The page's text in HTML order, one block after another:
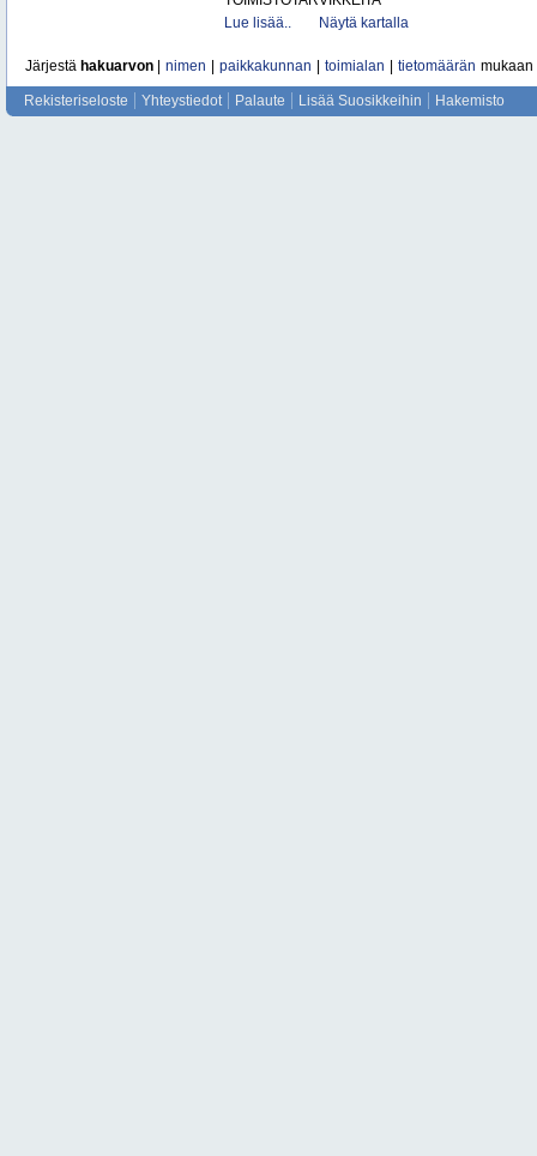
Lue lisää..
Näytä kartalla
Järjestä hakuarvon nimen paikkakunnan toimialan tietomäärän mukaan
Rekisteriseloste Yhteystiedot Palaute Lisää Suosikkeihin Hakemisto